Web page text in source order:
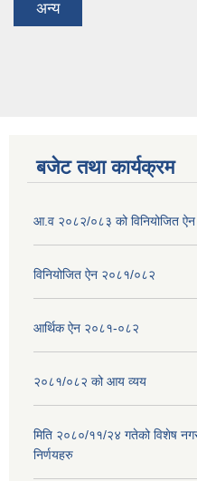
अन्य
बजेट तथा कार्यक्रम
आ.व २०८२/०८३ को विनियोजित ऐन
विनियोजित ऐन २०८१/०८२
आर्थिक ऐन २०८१-०८२
२०८१/०८२ को आय व्यय
मिति २०८०/११/२४ गतेको विशेष नगर
निर्णयहरु